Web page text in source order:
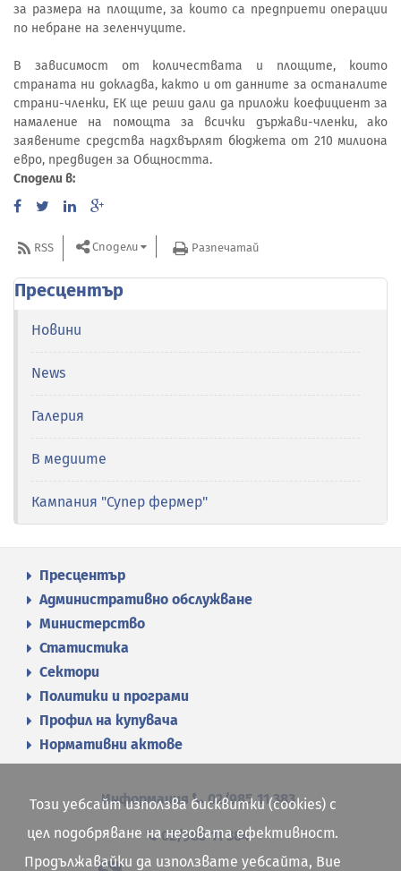
за размера на площите, за които са предприети операции
по небране на зеленчуците.
В зависимост от количествата и площите, които
страната ни докладва, както и от данните за останалите
страни-членки, ЕК ще реши дали да приложи коефициент за
намаление на помощта за всички държави-членки, ако
заявените средства надхвърлят бюджета от 210 милиона
евро, предвиден за Общността.
Сподели в:
RSS Сподели Разпечатай
Пресцентър
Новини
News
Галерия
В медиите
Кампания "Супер фермер"
Пресцентър
Административно обслужване
Министерство
Статистика
Сектори
Политики и програми
Профил на купувача
Нормативни актове
Информация 02/985 11 383
02/985 11 384
Този уебсайт използва бисквитки (cookies) с
цел подобряване на неговата ефективност.
Продължавайки да използвате уебсайта, Вие